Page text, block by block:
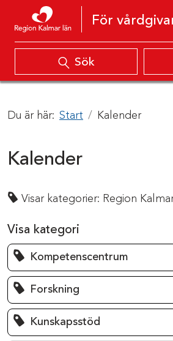
Hoppa till innehåll
För
Sök
Du är här: Start Kalender
Kalender
Visar kategorier: Region
Visa kategori
Kompetenscentrum
Forskning
Kunskapsstöd